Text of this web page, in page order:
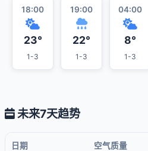
18:00
23°
1-3
19:00
22°
1-3
04:00
8°
1-3
未来7天趋势
日期 空气质量